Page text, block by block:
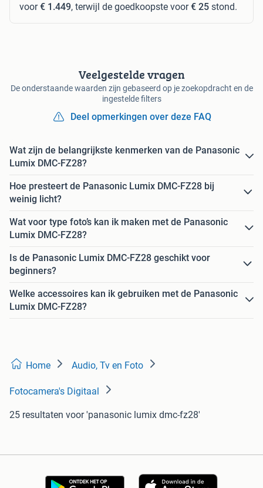
voor€ 1.449, terwijl de goedkoopste voor€ 25 stond.
Veelgestelde vragen
De onderstaande waarden zijn gebaseerd op je zoekopdracht en de
ingestelde filters
Deel opmerkingen over deze FAQ
Wat zijn de belangrijkste kenmerken van de Panasonic
Lumix DMC-FZ28?
Hoe presteert de Panasonic Lumix DMC-FZ28 bij
weinig licht?
Wat voor type foto’s kan ik maken met de Panasonic
Lumix DMC-FZ28?
Is de Panasonic Lumix DMC-FZ28 geschikt voor
beginners?
Welke accessoires kan ik gebruiken met de Panasonic
Lumix DMC-FZ28?
Home Audio, Tv en Foto
Fotocamera's Digitaal
25 resultaten voor 'panasonic lumix dmc-fz28'